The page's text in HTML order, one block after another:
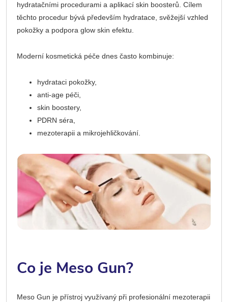
hydratačními procedurami a aplikací skin boosterů. Cílem
těchto procedur bývá především hydratace, svěžejší vzhled
pokožky a podpora glow skin efektu.
Moderní kosmetická péče dnes často kombinuje:
hydrataci pokožky,
anti-age péči,
skin boostery,
PDRN séra,
mezoterapii a mikrojehličkování.
Co je Meso Gun?
Meso Gun je přístroj využívaný při profesionální mezoterapii